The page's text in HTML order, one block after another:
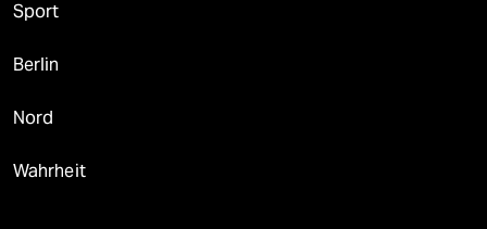
Sport
Berlin
Nord
Wahrheit